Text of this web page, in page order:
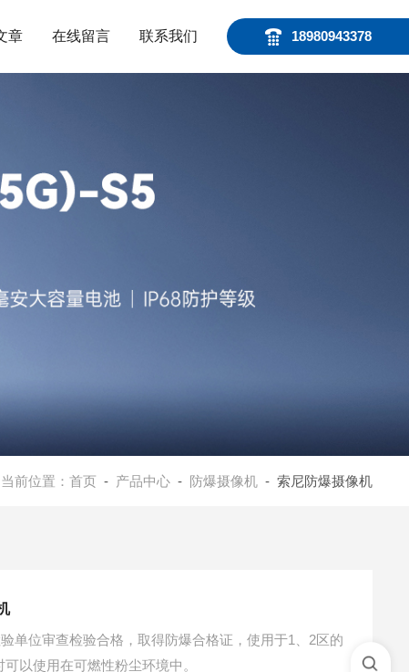
18980943378
章 在线留言 联系我们
当前位置： 首页 - 产品中心- 防爆摄像机- 索尼防爆摄像机
单位审查检验合格，取得防爆合格证，使用于1、2区的
以使用在可燃性粉尘环境中。